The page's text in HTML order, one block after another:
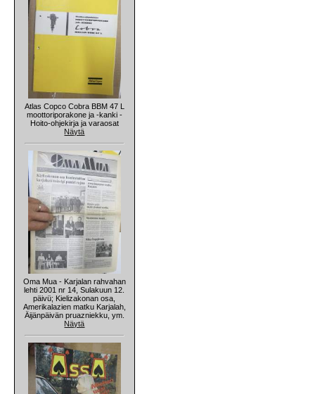
Atlas Copco Cobra BBM 47 L
moottoriporakone ja -kanki -
Hoito-ohjekirja ja varaosat
Näytä
Oma Mua - Karjalan rahvahan
lehti 2001 nr 14, Sulakuun 12.
päivü; Kielizakonan osa,
Amerikalazien matku Karjalah,
Äijänpäivän pruazniekku, ym.
Näytä